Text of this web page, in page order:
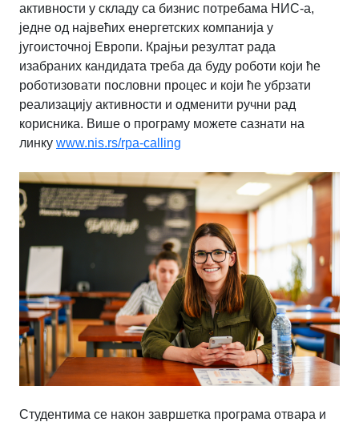
активности у складу са бизнис потребама НИС-а,
једне од највећих енергетских компанија у
југоисточној Европи. Крајњи резултат рада
изабраних кандидата треба да буду роботи који ће
роботизовати пословни процес и који ће убрзати
реализацију активности и одменити ручни рад
корисника. Више о програму можете сазнати на
линку www.nis.rs/rpa-calling
Студентима се након завршетка програма отвара и